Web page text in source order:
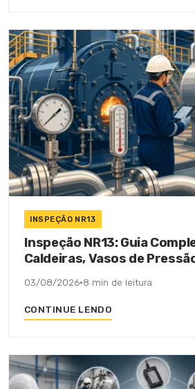
INSPEÇÃO NR13
Inspeção NR13: Guia
Caldeiras, Vasos de
03/08/2026·8 min de leitura
CONTINUE LENDO